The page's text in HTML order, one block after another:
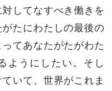
してなすべき働きを
たにわたしの最後の
てあなたがたがわた
ようにしたい。そし
いて、世界がこれま